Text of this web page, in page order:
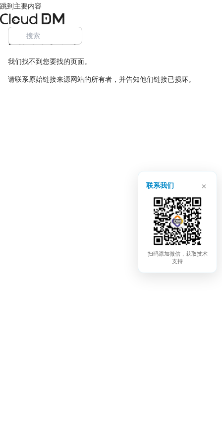
跳到主要内容
页面未找到
我们找不到您要找的页面。
请联系原始链接来源网站的所有者，并告知他们链接已损坏。
联系我们 ×
扫码添加微信，获取技术
支持